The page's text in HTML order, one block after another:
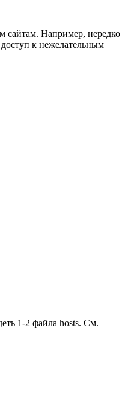
сайтам. Например, нередко
к нежелательным
1-2 файла hosts. См.